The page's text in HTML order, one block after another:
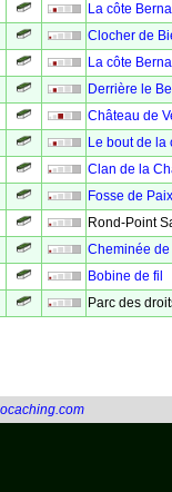
La côte
Clocher de
La côte
Derrière le
Château de
Le bout de la
Clan de la
Fosse de Paix
Rond-Point
Cheminée
Bobine de fil
Parc des